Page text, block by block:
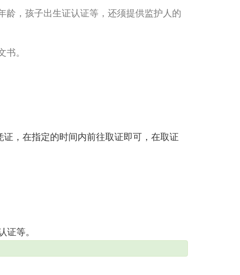
，孩子出生证认证等，还须提供监护人的
。
，在指定的时间内前往取证即可，在取证
等。